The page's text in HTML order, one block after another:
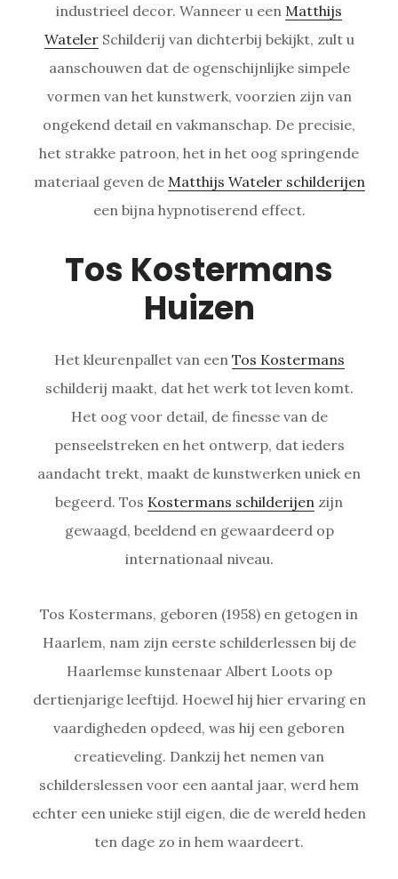
industrieel decor. Wanneer u een Matthijs
WatelerSchilderij van dichterbij bekijkt, zult u
aanschouwen dat de ogenschijnlijke simpele
vormen van het kunstwerk, voorzien zijn van
ongekend detail en vakmanschap. De precisie,
het strakke patroon, het in het oog springende
materiaal geven de Matthijs Wateler schilderijen
een bijna hypnotiserend effect.
Tos Kostermans
Huizen
Het kleurenpallet van een Tos Kostermans
schilderij maakt, dat het werk tot leven komt.
Het oog voor detail, de finesse van de
penseelstreken en het ontwerp, dat ieders
aandacht trekt, maakt de kunstwerken uniek en
begeerd. Tos Kostermans schilderijen zijn
gewaagd, beeldend en gewaardeerd op
internationaal niveau.
Tos Kostermans, geboren (1958) en getogen in
Haarlem, nam zijn eerste schilderlessen bij de
Haarlemse kunstenaar Albert Loots op
dertienjarige leeftijd. Hoewel hij hier ervaring en
vaardigheden opdeed, was hij een geboren
creatieveling. Dankzij het nemen van
schilderslessen voor een aantal jaar, werd hem
echter een unieke stijl eigen, die de wereld heden
ten dage zo in hem waardeert.